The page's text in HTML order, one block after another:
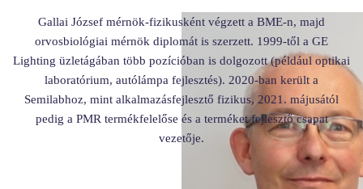
Gallai József mérnök-fizikusként végzett a BME-n, majd
orvosbiológiai mérnök diplomát is szerzett. 1999-től a GE
Lighting üzletágában több pozícióban is dolgozott (például optikai
laboratórium, autólámpa fejlesztés). 2020-ban került a
Semilabhoz, mint alkalmazásfejlesztő fizikus, 2021. májusától
pedig a PMR termékfelelőse és a terméket fejlesztő csapat
vezetője.